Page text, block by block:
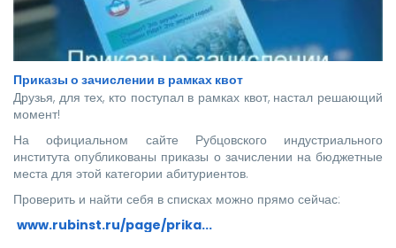
Приказы о зачислении в рамках квот
Друзья, для тех, кто поступал в рамках квот, настал решающий
момент!
На официальном сайте Рубцовского индустриального
института опубликованы приказы о зачислении на бюджетные
места для этой категории абитуриентов.
Проверить и найти себя в списках можно прямо сейчас:
www.rubinst.ru/page/prika...